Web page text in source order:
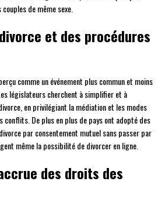
de même sexe.
et des procédures
comme un événement plus commun et moins
législateurs cherchent à simplifier et à
en privilégiant la médiation et les modes
De plus en plus de pays ont adopté des
par consentement mutuel sans passer par
même la possibilité de divorcer en ligne.
des droits des